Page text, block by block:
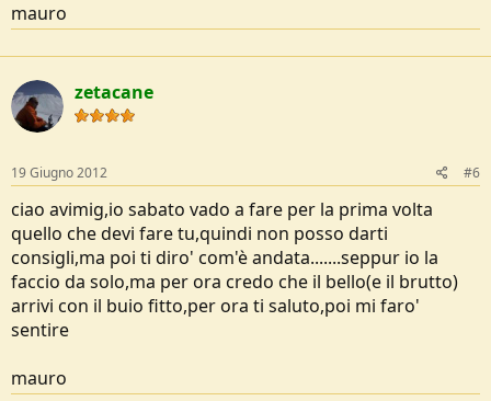
mauro
zetacane
19 Giugno 2012 #6
ciao avimig,io sabato vado a fare per la prima volta
quello che devi fare tu,quindi non posso darti
consigli,ma poi ti diro' com'è andata.......seppur io la
faccio da solo,ma per ora credo che il bello(e il brutto)
arrivi con il buio fitto,per ora ti saluto,poi mi faro'
sentire
mauro